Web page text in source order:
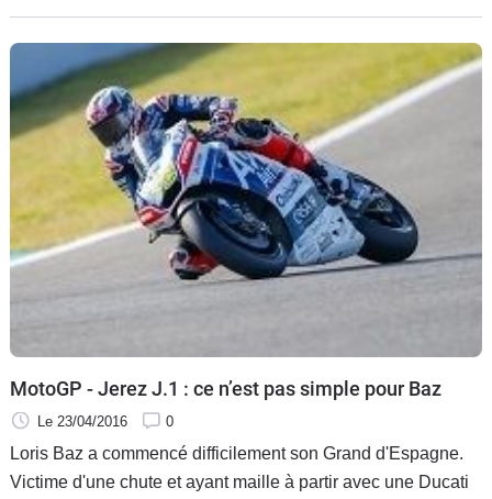
que Vale peut même revendiquer deux positions de pointe
grâce à la performance de son protégé Bulega en Moto3.
MotoGP - Jerez J.1 : ce n’est pas simple pour Baz
Le 23/04/2016 0
Loris Baz a commencé difficilement son Grand d'Espagne.
Victime d'une chute et ayant maille à partir avec une Ducati